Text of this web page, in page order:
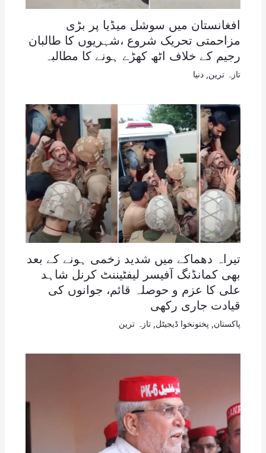
افغانستان میں سوشل میڈیا پر بڑی
مزاحمتی تحریک شروع ،شہریوں کا طالبان
رجیم کے خلاف اٹھ کھڑے ہونے کا مطالبہ
تازہ ترین دنیا
تیراہ دھماکے میں شدید زخمی ہونے کے بعد
بھی کمانڈنگ آفیسر لیفٹیننٹ کرنل شاہد
علی کا عزم و حوصلہ قائم، جوانوں کی
قیادت جاری رکھی
پاکستان پختونخوا ڈیجیٹل تازہ ترین